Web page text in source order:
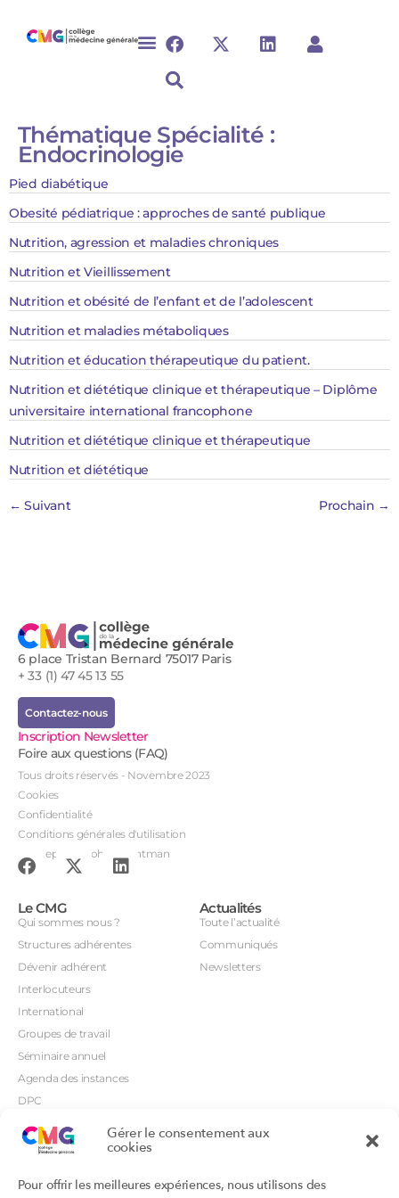
Gérer le consentement aux
cookies
Pour offrir les meilleures expériences, nous utilisons des
Thématique Spécialité :
Endocrinologie
Pied diabétique
Obesité pédiatrique : approches de santé publique
Nutrition, agression et maladies chroniques
Nutrition et Vieillissement
Nutrition et obésité de l’enfant et de l’adolescent
Nutrition et maladies métaboliques
Nutrition et éducation thérapeutique du patient.
Nutrition et diététique clinique et thérapeutique – Diplôme
universitaire international francophone
Nutrition et diététique clinique et thérapeutique
Nutrition et diététique
← Suivant Prochain →
6 place Tristan Bernard 75017 Paris
+ 33 (1) 47 45 13 55
Contactez-nous
Inscription Newsletter
Foire aux questions (FAQ)
Tous droits réservés - Novembre 2023
Cookies
Confidentialité
Conditions générales d'utilisation
Conception : John Brightman
Le CMG
Qui sommes nous ?
Structures adhérentes
Dévenir adhérent
Interlocuteurs
International
Groupes de travail
Séminaire annuel
Agenda des instances
DPC
Orientations prioritaires
Actualités
Toute l’actualité
Communiqués
Newsletters
Productions Portails